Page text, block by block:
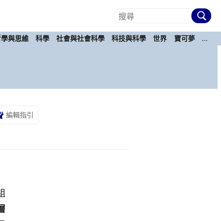
與思維 科學 社會與社會科學 科技與科學 世界 寶可夢 ...
編輯指引